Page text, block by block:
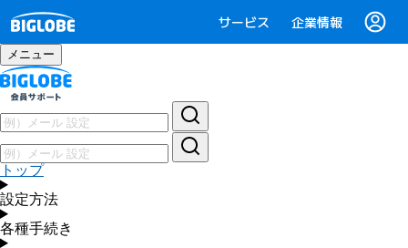
サービス 企業情報
メニュー
トップ
設定方法
各種手続き